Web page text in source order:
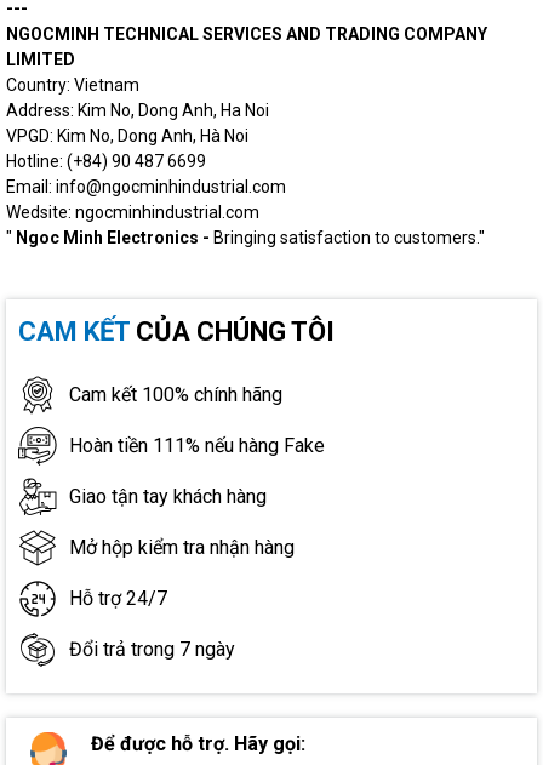
---
NGOCMINH TECHNICAL SERVICES AND TRADING COMPANY
LIMITED
Country: Vietnam
Address: Kim No, Dong Anh, Ha Noi
VPGD: Kim No, Dong Anh, Hà Noi
Hotline: (+84) 90 487 6699
Email: info@ngocminhindustrial.com
Wedsite: ngocminhindustrial.com
" Ngoc Minh Electronics - Bringing satisfaction to customers."
CAM KẾT CỦA CHÚNG TÔI
Cam kết 100% chính hãng
Hoàn tiền 111% nếu hàng Fake
Giao tận tay khách hàng
Mở hộp kiểm tra nhận hàng
Hỗ trợ 24/7
Đổi trả trong 7 ngày
Để được hỗ trợ. Hãy gọi: